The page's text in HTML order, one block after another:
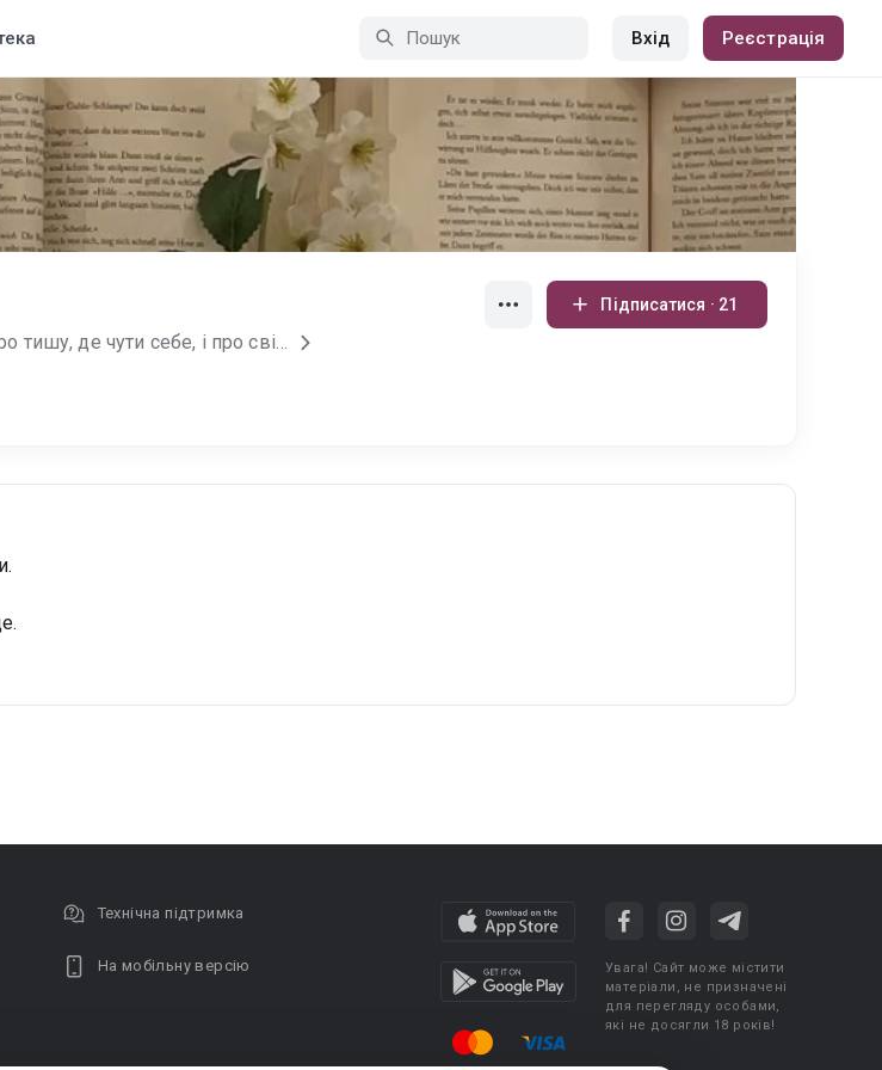
Вхід Реєстрація
Пишу про людей і моменти, які змінюють. Про тишу, де чути себе, і про світло, яке з’являється після темряви. Мої історії — щирі, живі, з тих, у яких можна впізнати власне серце.
Підписатися · 21
Технічна підтримка
На мобільну версію
Увага! Сайт може містити
матеріали, не призначені
для перегляду особами,
які не досягли 18 років!